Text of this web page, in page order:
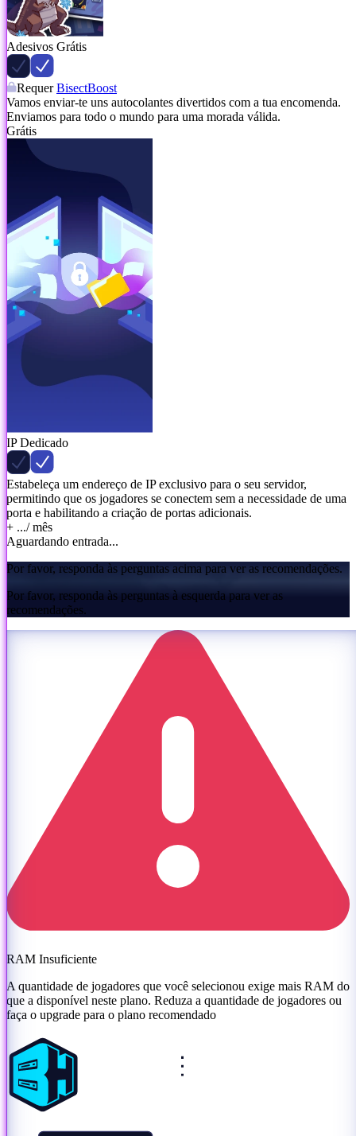
Adesivos Grátis
RequerBisectBoost
Vamos enviar-te uns autocolantes divertidos com a tua encomenda.
Enviamos para todo o mundo para uma morada válida.
Grátis
IP Dedicado
Estabeleça um endereço de IP exclusivo para o seu servidor,
permitindo que os jogadores se conectem sem a necessidade de uma
porta e habilitando a criação de portas adicionais.
+ .../ mês
Aguardando entrada...
Por favor, responda às perguntas acima para ver as recomendações.
Por favor, responda às perguntas à esquerda para ver as
recomendações.
RAM Insuficiente
A quantidade de jogadores que você selecionou exige mais RAM do
que a disponível neste plano. Reduza a quantidade de jogadores ou
faça o upgrade para o plano recomendado